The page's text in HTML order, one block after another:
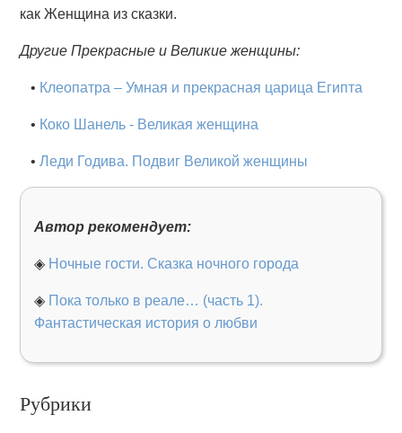
как Женщина из сказки.
Другие Прекрасные и Великие женщины:
• Клеопатра – Умная и прекрасная царица Египта
• Коко Шанель - Великая женщина
•Леди Годива. Подвиг Великой женщины
Автор рекомендует:
◈ Ночные гости. Сказка ночного города
◈ Пока только в реале… (часть 1).
Фантастическая история о любви
Рубрики